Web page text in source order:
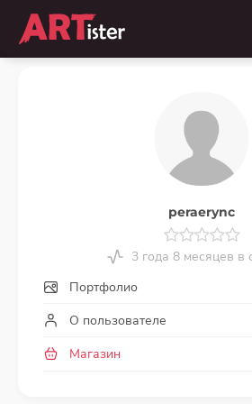
peraerync
3 года 8 месяцев в
Портфолио
О пользователе
Магазин